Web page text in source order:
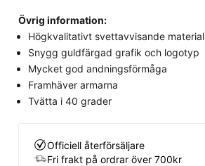
Övrig information:
Högkvalitativt svettavvisande material
Snygg guldfärgad grafik och logotyp
Mycket god andningsförmåga
Framhäver armarna
Tvätta i 40 grader
Officiell återförsäljare
Fri frakt på ordrar över 700kr